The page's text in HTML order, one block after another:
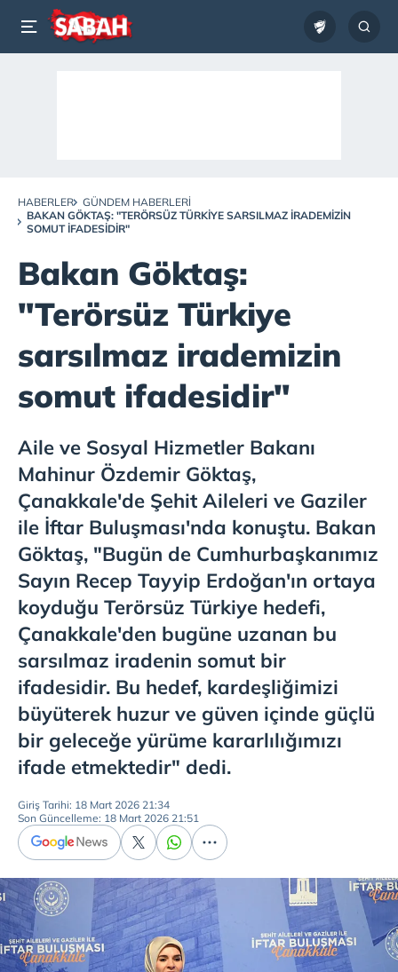
HABERLER
GÜNDEM HABERLERI
BAKAN GÖKTAŞ: "TERÖRSÜZ TÜRKIYE SARSILMAZ IRADEMIZIN
SOMUT IFADESIDIR"
Bakan Göktaş:
"Terörsüz Türkiye
sarsılmaz irademizin
somut ifadesidir"
Aile ve Sosyal Hizmetler Bakanı
Mahinur Özdemir Göktaş,
Çanakkale'de Şehit Aileleri ve Gaziler
ile İftar Buluşması'nda konuştu. Bakan
Göktaş, "Bugün de Cumhurbaşkanımız
Sayın Recep Tayyip Erdoğan'ın ortaya
koyduğu Terörsüz Türkiye hedefi,
Çanakkale'den bugüne uzanan bu
sarsılmaz iradenin somut bir
ifadesidir. Bu hedef, kardeşliğimizi
büyüterek huzur ve güven içinde güçlü
bir geleceğe yürüme kararlılığımızı
ifade etmektedir" dedi.
Giriş Tarihi: 18 Mart 2026 21:34
Son Güncelleme: 18 Mart 2026 21:51